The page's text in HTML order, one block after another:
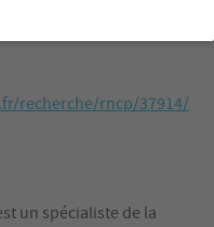
recherche/rncp/37914/
un spécialiste de la